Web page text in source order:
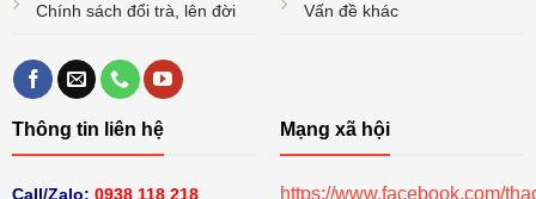
Chính sách đổi trà, lên đời Vấn đề khác
Thông tin liên hệ
Call/Zalo: 0938 118 218
Mạng xã hội
https://www.facebook.com/